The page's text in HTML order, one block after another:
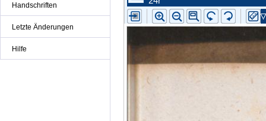
Handschriften
Letzte Änderungen
Hilfe